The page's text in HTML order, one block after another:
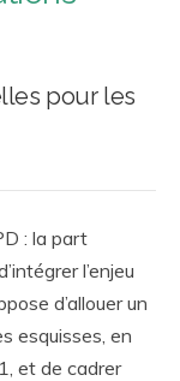
pour les
: la part
l’enjeu
d’allouer un
esquisses, en
et de cadrer